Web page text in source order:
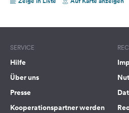
SERVICE
Hilfe
Über uns
Presse
Kooperationspartner werden